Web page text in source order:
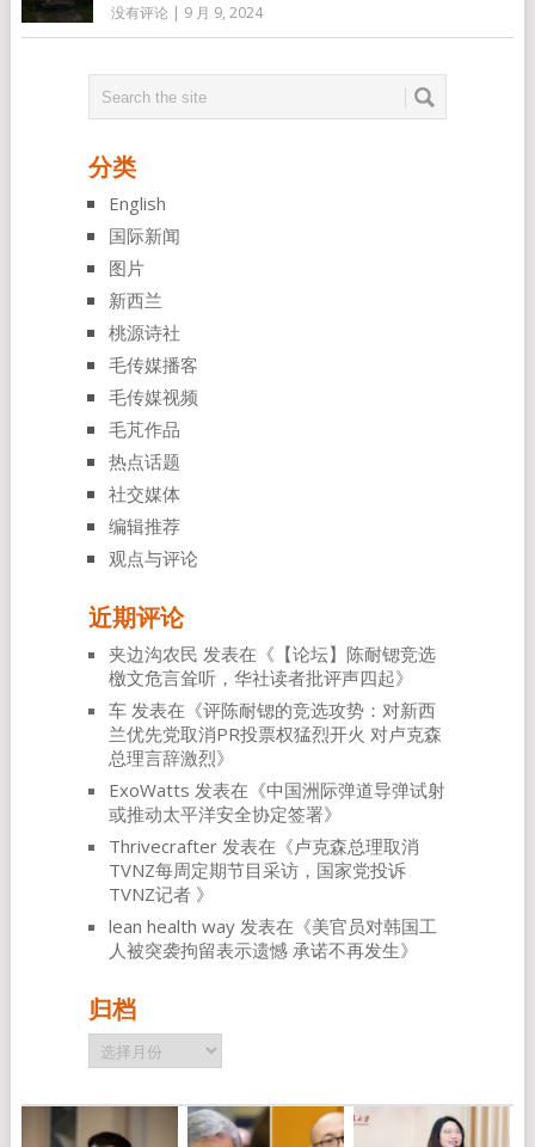
没有评论 | 9 月 9, 2024
分类
English
国际新闻
图片
新西兰
桃源诗社
毛传媒播客
毛传媒视频
毛芃作品
热点话题
社交媒体
编辑推荐
观点与评论
近期评论
夹边沟农民 发表在《 【论坛】陈耐锶竞选
檄文危言耸听，华社读者批评声四起》
车发表在《评陈耐锶的竞选攻势：对新西
兰优先党取消PR投票权猛烈开火 对卢克森
总理言辞激烈》
ExoWatts 发表在《中国洲际弹道导弹试射
或推动太平洋安全协定签署》
Thrivecrafter发表在《卢克森总理取消
TVNZ每周定期节目采访，国家党投诉
TVNZ记者 》
lean health way发表在《美官员对韩国工
人被突袭拘留表示遗憾 承诺不再发生》
归档
归
档